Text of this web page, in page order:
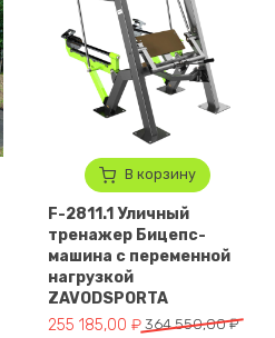
306 820,00 ₽.
В корзину
F-2811.1 Уличный
тренажер Бицепс-
машина с переменной
нагрузкой
ZAVODSPORTA
364 550,00₽
Первоначальная цена
255 185,00 ₽
Текущая цена: 255 185,00 ₽.